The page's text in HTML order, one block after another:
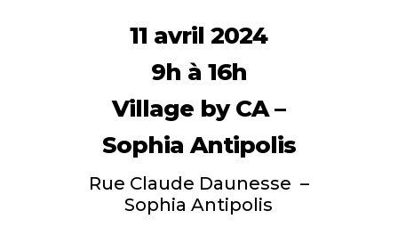
11 avril 2024
9h à 16h
Village by CA –
Sophia Antipolis
Rue Claude Daunesse –
Sophia Antipolis